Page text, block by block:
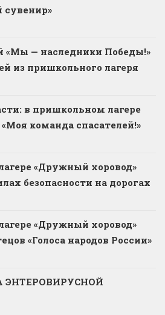
сувенир»
— наследники Победы!»
из пришкольного лагеря
в пришкольном лагере
команда спасателей!»
«Дружный хоровод»
безопасности на дорогах
«Дружный хоровод»
«Голоса народов России»